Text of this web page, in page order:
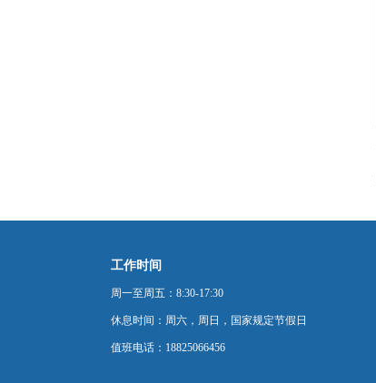
工作时间
周一至周五：8:30-17:30
休息时间：周六，周日，国家规定节假日
值班电话：18825066456